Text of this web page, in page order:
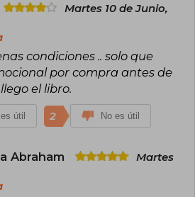
la Libertad en los Estados Unidos, la
convirtió en la primera escritora en
Book Award, en los Estados
su gran aporte al mundo de las
Martes 10 de Junio,
condiciones .. solo que
por compra antes de
el libro.
útil 2 No es útil
Abraham
Martes